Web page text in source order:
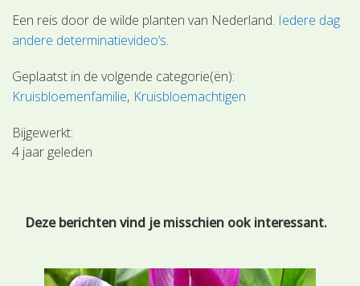
Een reis door de wilde planten van Nederland. Iedere dag
andere determinatievideo’s.
Geplaatst in de volgende categorie(ën):
Kruisbloemenfamilie Kruisbloemachtigen
Bijgewerkt:
4 jaar geleden
Deze berichten vind je misschien ook interessant.